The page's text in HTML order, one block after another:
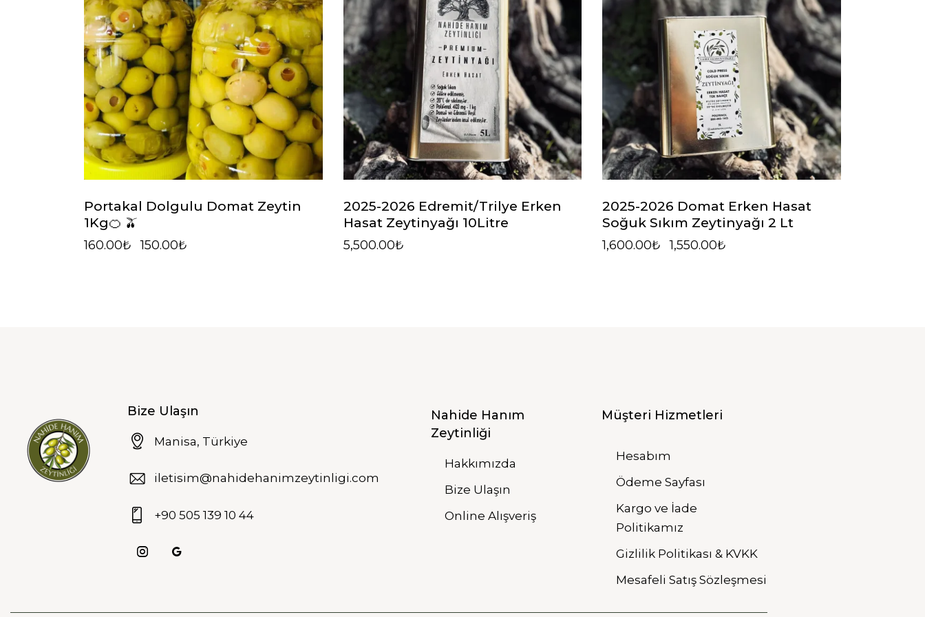
Portakal Dolgulu Domat Zeytin
1Kg🍊 🫒
160.00₺ 150.00₺
2025-2026 Edremit/Trilye Erken
Hasat Zeytinyağı 10Litre
5,500.00₺
2025-2026 Domat Erken Hasat
Soğuk Sıkım Zeytinyağı 2 Lt
1,600.00₺ 1,550.00₺
Bize Ulaşın
Manisa, Türkiye
iletisim@nahidehanimzeytinligi.com
+90 505 139 10 44
Nahide Hanım
Zeytinliği
Hakkımızda
Bize Ulaşın
Online Alışveriş
Müşteri Hizmetleri
Hesabım
Ödeme Sayfası
Kargo ve İade
Politikamız
Gizlilik Politikası & KVKK
Mesafeli Satış Sözleşmesi